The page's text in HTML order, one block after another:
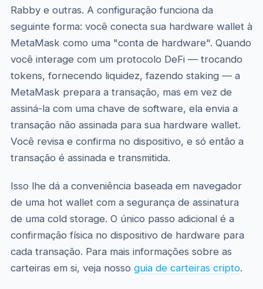
Rabby e outras. A configuração funciona da
seguinte forma: você conecta sua hardware wallet à
MetaMask como uma "conta de hardware". Quando
você interage com um protocolo DeFi — trocando
tokens, fornecendo liquidez, fazendo staking — a
MetaMask prepara a transação, mas em vez de
assiná-la com uma chave de software, ela envia a
transação não assinada para sua hardware wallet.
Você revisa e confirma no dispositivo, e só então a
transação é assinada e transmitida.
Isso lhe dá a conveniência baseada em navegador
de uma hot wallet com a segurança de assinatura
de uma cold storage. O único passo adicional é a
confirmação física no dispositivo de hardware para
cada transação. Para mais informações sobre as
carteiras em si, veja nosso guia de carteiras cripto.